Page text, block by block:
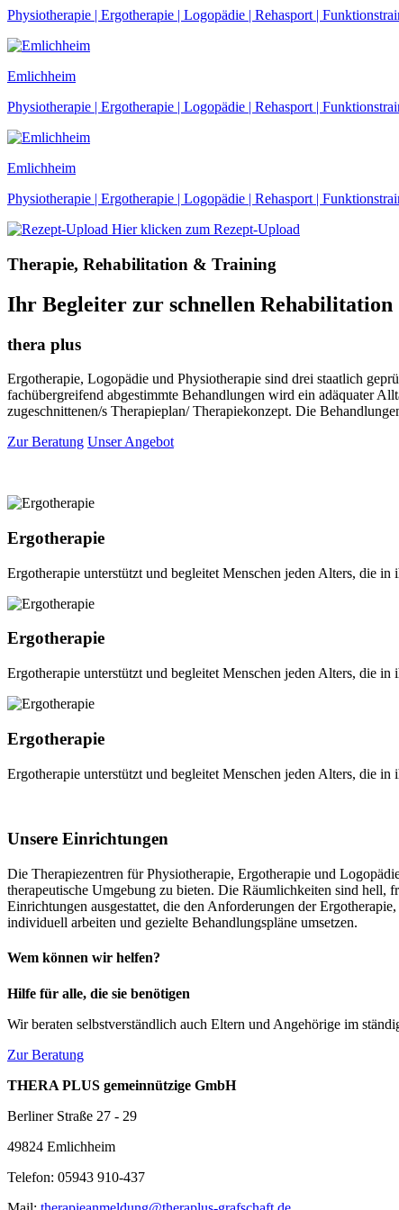
Physiotherapie | Ergotherapie | Logopädie | Rehasport |
Emlichheim
Physiotherapie | Ergotherapie | Logopädie | Rehasport |
Emlichheim
Physiotherapie | Ergotherapie | Logopädie | Rehasport |
Hier klicken zum Rezept-Upload
Therapie, Rehabilitation & Training
Ihr Begleiter zur schnellen Rehabilitation
thera plus
Ergotherapie, Logopädie und Physiotherapie sind drei staatlich
fachübergreifend abgestimmte Behandlungen wird ein adäquater
zugeschnittenen/s Therapieplan/ Therapiekonzept. Die
Zur Beratung Unser Angebot
Ergotherapie
Ergotherapie unterstützt und begleitet Menschen jeden Alters, die
Ergotherapie
Ergotherapie unterstützt und begleitet Menschen jeden Alters, die
Ergotherapie
Ergotherapie unterstützt und begleitet Menschen jeden Alters, die
Unsere Einrichtungen
Die Therapiezentren für Physiotherapie, Ergotherapie und
therapeutische Umgebung zu bieten. Die Räumlichkeiten sind hell,
Einrichtungen ausgestattet, die den Anforderungen der
individuell arbeiten und gezielte Behandlungspläne umsetzen.
Wem können wir helfen?
Hilfe für alle, die sie benötigen
Wir beraten selbstverständlich auch Eltern und Angehörige im
Zur Beratung
THERA PLUS gemeinnützige GmbH
Berliner Straße 27 - 29
49824 Emlichheim
Telefon: 05943 910-437